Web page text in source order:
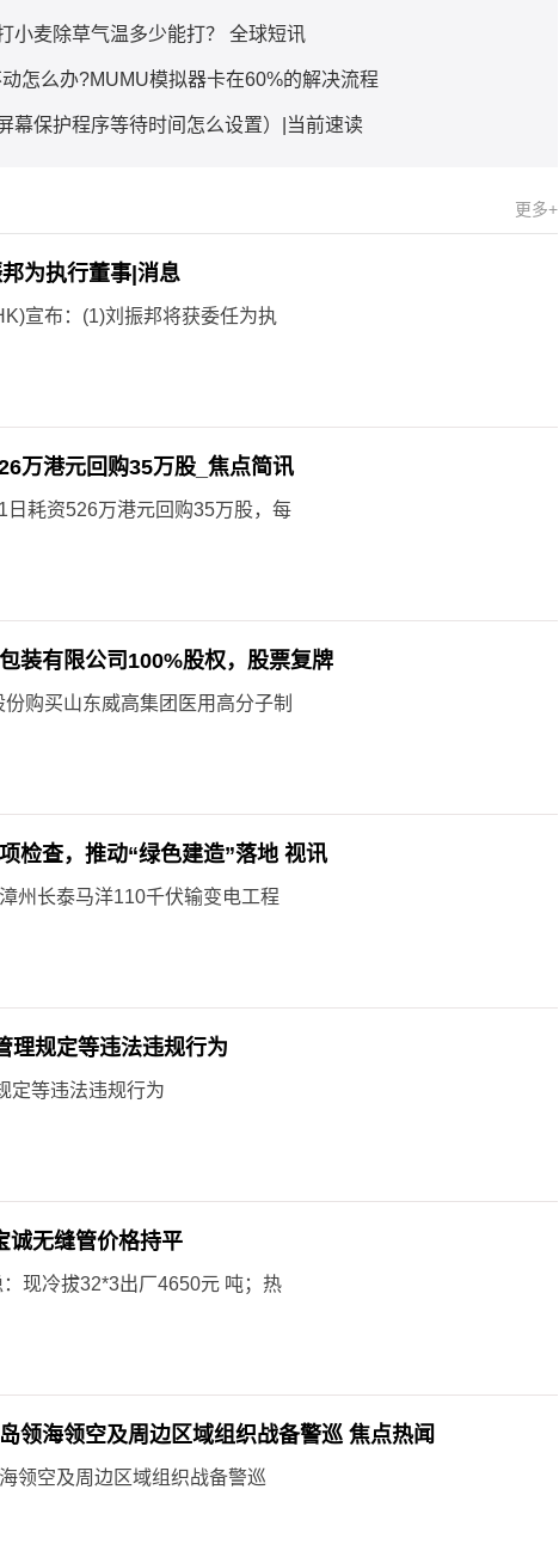
小麦除草气温多少能打？ 全球短讯
怎么办?MUMU模拟器卡在60%的解决流程
幕保护程序等待时间怎么设置）|当前速读
更多+
为执行董事|消息
宣布：(1)刘振邦将获委任为执
万港元回购35万股_焦点简讯
耗资526万港元回购35万股，每
装有限公司100%股权，股票复牌
购买山东威高集团医用高分子制
检查，推动“绿色建造”落地 视讯
州长泰马洋110千伏输变电工程
理规定等违法违规行为
定等违法违规行为
诚无缝管价格持平
现冷拔32*3出厂4650元 吨；热
领海领空及周边区域组织战备警巡 焦点热闻
领空及周边区域组织战备警巡